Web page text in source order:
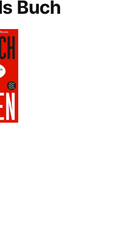
Buch